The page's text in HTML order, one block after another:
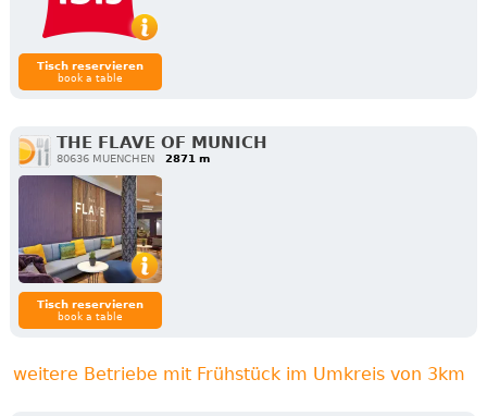
Tisch reservieren
book a table
THE FLAVE OF MUNICH
80636 MUENCHEN 2871 m
Tisch reservieren
book a table
weitere Betriebe mit Frühstück im Umkreis von 3km